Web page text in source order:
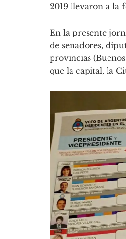
2019 llevaron a la
En la presente
de senadores,
provincias
que la capital, la